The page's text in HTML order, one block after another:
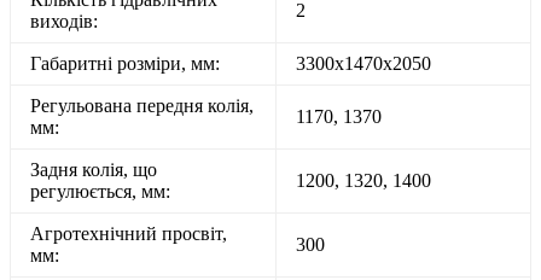
виходів:
2
Габаритні розміри, мм: 3300х1470х2050
Регульована передня колія,
мм:
1170, 1370
Задня колія, що
регулюється, мм:
1200, 1320, 1400
Агротехнічний просвіт,
мм:
300